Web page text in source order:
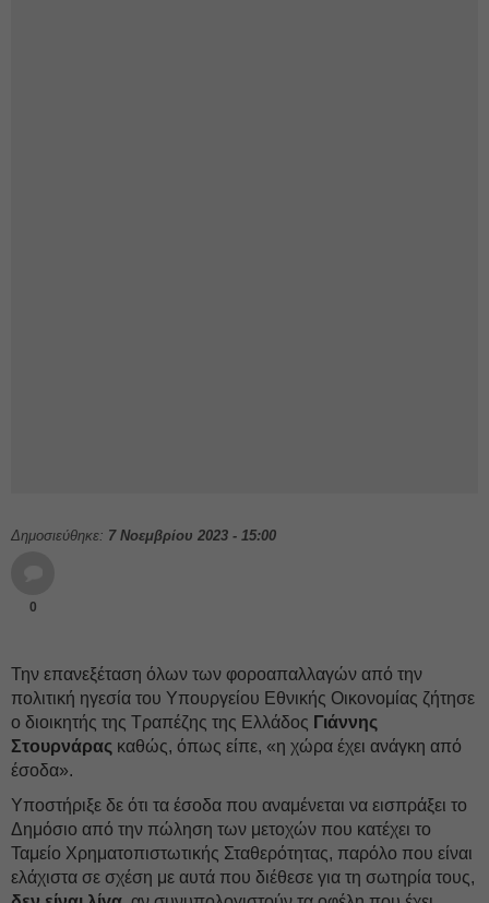
Δημοσιεύθηκε: 7 Νοεμβρίου 2023 - 15:00
0
Την επανεξέταση όλων των φοροαπαλλαγών από την
πολιτική ηγεσία του Υπουργείου Εθνικής Οικονομίας ζήτησε
ο διοικητής της Τραπέζης της Ελλάδος Γιάννης
Στουρνάρας καθώς, όπως είπε, «η χώρα έχει ανάγκη από
έσοδα».
Υποστήριξε δε ότι τα έσοδα που αναμένεται να εισπράξει το
Δημόσιο από την πώληση των μετοχών που κατέχει το
Ταμείο Χρηματοπιστωτικής Σταθερότητας, παρόλο που είναι
ελάχιστα σε σχέση με αυτά που διέθεσε για τη σωτηρία τους,